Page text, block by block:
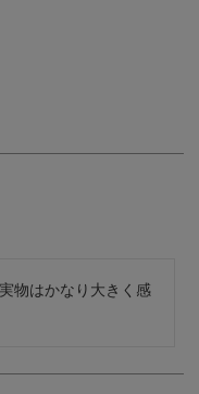
物はかなり大きく感